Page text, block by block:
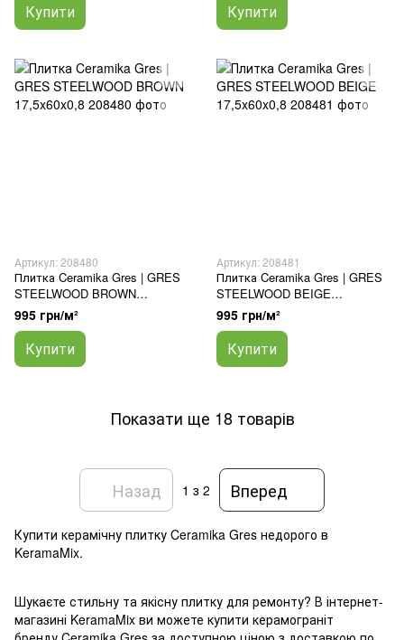
Купити Купити
Артикул: 208480
Плитка Ceramika Gres | GRES
STEELWOOD BROWN
17,5x60x0,8
995 грн/м²
Купити
Артикул: 208481
Плитка Ceramika Gres | GRES
STEELWOOD BEIGE
17,5x60x0,8
995 грн/м²
Купити
Показати ще 18 товарів
Назад 1 з 2 Вперед
Купити керамічну плитку Ceramika Gres недорого в
KeramaMix.
Шукаєте стильну та якісну плитку для ремонту? В інтернет-
магазині KeramaMix ви можете купити керамограніт